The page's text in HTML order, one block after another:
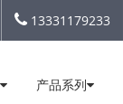
13331179233
产品系列